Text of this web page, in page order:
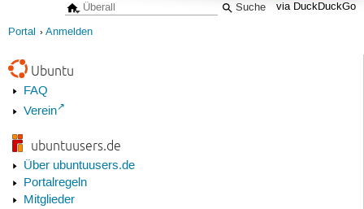
via DuckDuckGo
Portal Anmelden
Ubuntu
FAQ
Verein
ubuntuusers.de
Über ubuntuusers.de
Portalregeln
Mitglieder